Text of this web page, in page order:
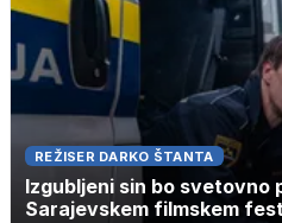
REŽISER DARKO ŠTANTA
Izgubljeni sin bo svetovno
Sarajevskem filmskem